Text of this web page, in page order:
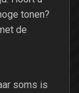
tonen?
de
soms is